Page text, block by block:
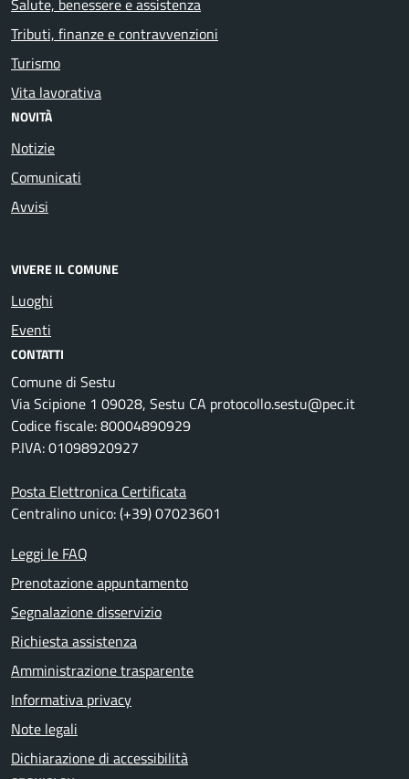
Tributi, finanze e contravvenzioni
Turismo
Vita lavorativa
NOVITÀ
Notizie
Comunicati
Avvisi
VIVERE IL COMUNE
Luoghi
Eventi
CONTATTI
Comune di Sestu
Via Scipione 1 09028, Sestu CA protocollo.sestu@pec.it
Codice fiscale: 80004890929
P.IVA: 01098920927
Posta Elettronica Certificata
Centralino unico: (+39) 07023601
Leggi le FAQ
Prenotazione appuntamento
Segnalazione disservizio
Richiesta assistenza
Amministrazione trasparente
Informativa privacy
Note legali
Dichiarazione di accessibilità